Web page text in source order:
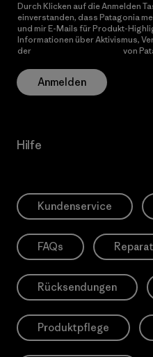
Durch Klicken auf die Anmelden
einverstanden, dass Patagonia
und mir E-Mails für Produkt-
Informationen über Aktivismus,
der
von
Anmelden
Hilfe
Kundenservice
FAQs
Rücksendungen
Produktpflege